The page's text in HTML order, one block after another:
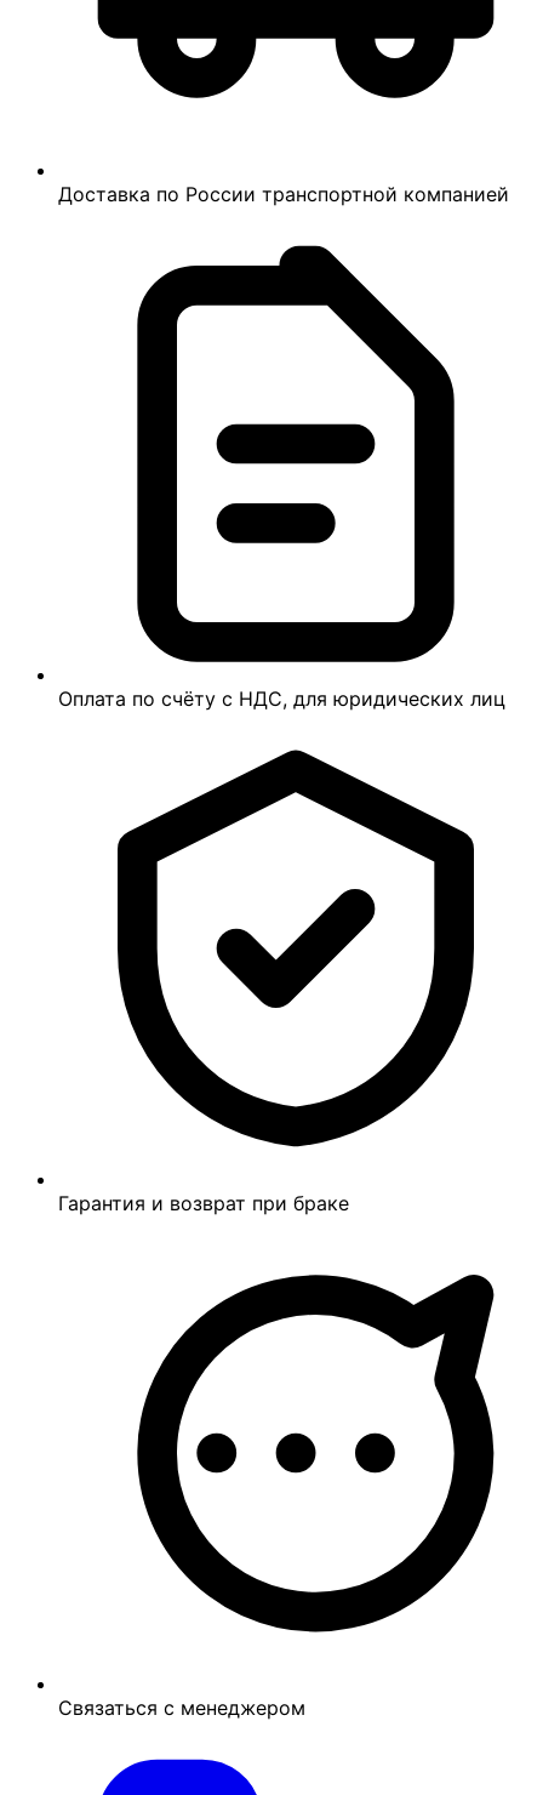
Доставка по России транспортной компанией
Оплата по счёту с НДС, для юридических лиц
Гарантия и возврат при браке
Связаться с менеджером